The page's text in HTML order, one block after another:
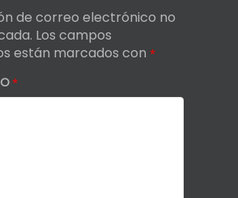
de correo electrónico no
Los campos
están marcados con *
*